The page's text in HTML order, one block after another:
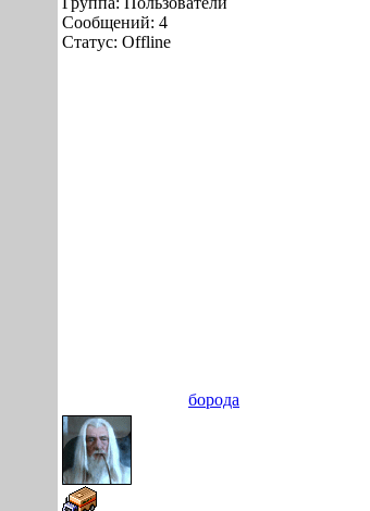
Сообщений: 4
Статус: Offline
борода